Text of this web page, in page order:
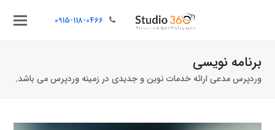
0915-118-0466
برنامه نویسی
وردپرس مدعی ارائه خدمات نوین و جدیدی در زمینه وردپرس می باشد.